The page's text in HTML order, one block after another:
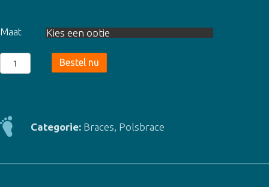
Maat
Zamst
Filmista
Bestel nu
Categorie: Braces, Polsbrace